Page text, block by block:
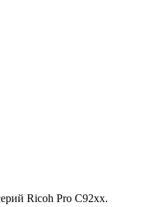
Ricoh Pro C92xx.